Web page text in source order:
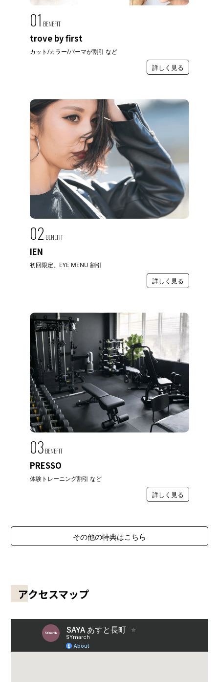
01 BENEFIT
trove by first
カット/カラー/パーマが割引 など
詳しく見る
02 BENEFIT
IEN
初回限定、EYE MENU 割引
詳しく見る
03 BENEFIT
PRESSO
体験トレーニング割引 など
詳しく見る
その他の特典はこちら
アクセスマップ